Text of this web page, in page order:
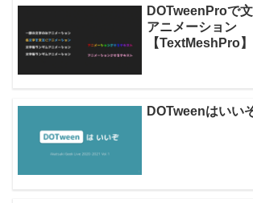
DOTweenProで
アニメーション
【TextMeshPro】
DOTweenはいい